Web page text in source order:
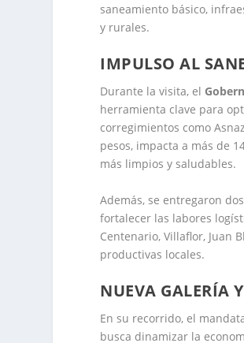
saneamiento básico,
y rurales.
IMPULSO AL
Durante la visita, el
herramienta clave para
corregimientos como
pesos, impacta a más de
más limpios y saludables.
Además, se entregaron
fortalecer las labores
Centenario, Villaflor, Juan
productivas locales.
NUEVA GALERÍA
En su recorrido, el
busca dinamizar la